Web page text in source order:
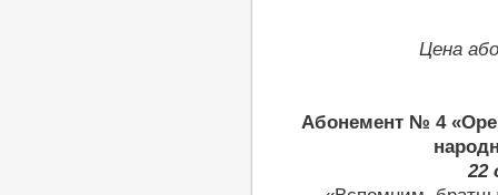
Цена
Абонемент № 4
22